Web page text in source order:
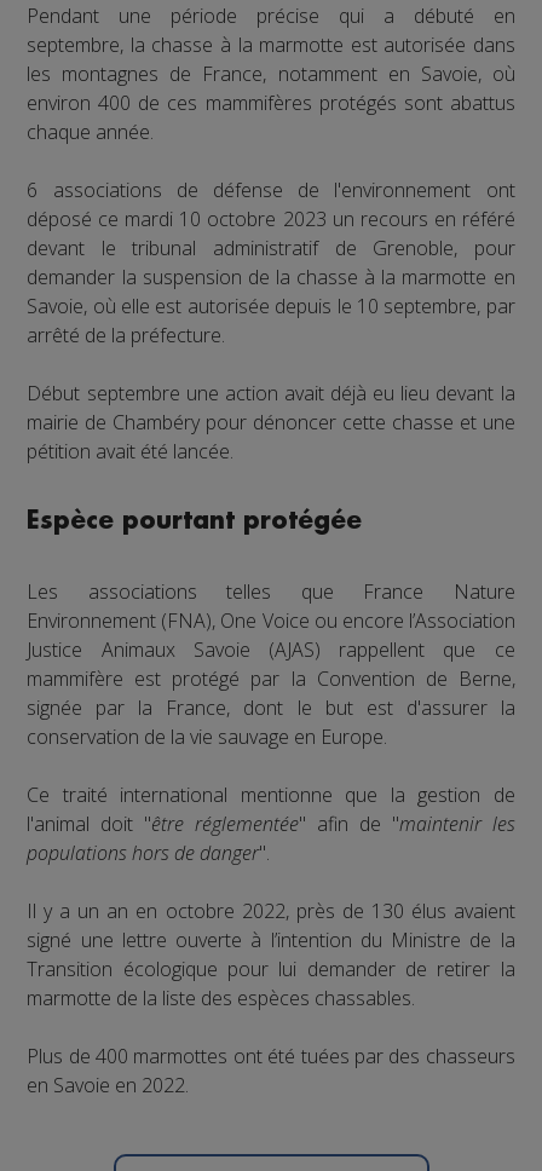
Pendant une période précise qui a débuté en
septembre, la chasse à la marmotte est autorisée dans
les montagnes de France, notamment en Savoie, où
environ 400 de ces mammifères protégés sont abattus
chaque année.
6 associations de défense de l'environnement ont
déposé ce mardi 10 octobre 2023 un recours en référé
devant le tribunal administratif de Grenoble, pour
demander la suspension de la chasse à la marmotte en
Savoie, où elle est autorisée depuis le 10 septembre, par
arrêté de la préfecture.
Début septembre une action avait déjà eu lieu devant la
mairie de Chambéry pour dénoncer cette chasse et une
pétition avait été lancée.
Espèce pourtant protégée
Les associations telles que France Nature
Environnement (FNA), One Voice ou encore l’Association
Justice Animaux Savoie (AJAS) rappellent que ce
mammifère est protégé par la Convention de Berne,
signée par la France, dont le but est d'assurer la
conservation de la vie sauvage en Europe.
Ce traité international mentionne que la gestion de
l'animal doit "être réglementée" afin de "maintenir les
populations hors de danger".
Il y a un an en octobre 2022, près de 130 élus avaient
signé une lettre ouverte à l’intention du Ministre de la
Transition écologique pour lui demander de retirer la
marmotte de la liste des espèces chassables.
Plus de 400 marmottes ont été tuées par des chasseurs
en Savoie en 2022.